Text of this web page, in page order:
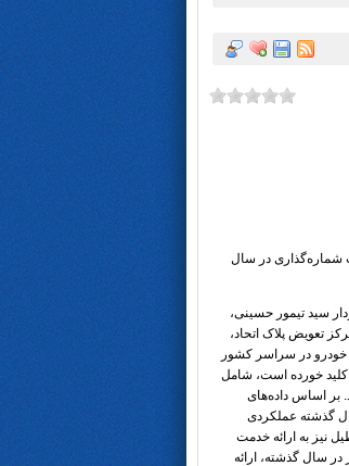
شماره‌گذاری در سال
سید تیمور حسینی،
تعویض پلاک اتحاد،
خودرو در سراسر کشور
خبر داد. این بازگشایی که از ۱۵ فروردین ۱۴۰۵ کلید خورده است، شامل
بر اساس داده‌های
گذشته عملکردی
نیز به ارائه خدمت
سال گذشته، ارائه